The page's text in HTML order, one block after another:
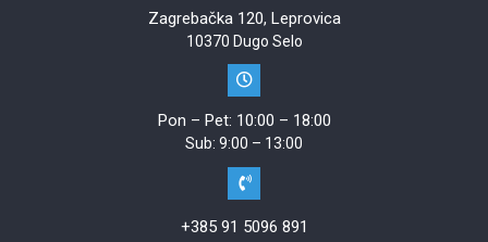
Zagrebačka 120, Leprovica
10370 Dugo Selo
Pon – Pet: 10:00 – 18:00
Sub: 9:00 – 13:00
+385 91 5096 891